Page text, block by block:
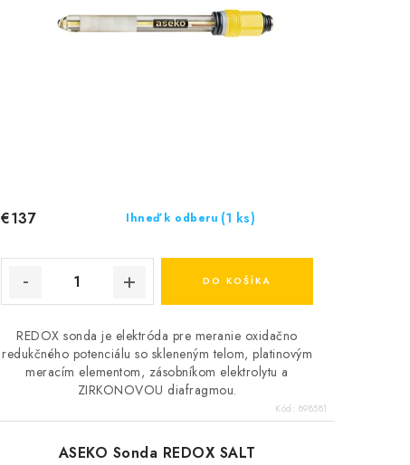
Ihneď k odberu (1 ks)
€137
DO KOŠÍKA
REDOX sonda je elektróda pre meranie oxidačno
redukčného potenciálu so skleneným telom, platinovým
meracím elementom, zásobníkom elektrolytu a
ZIRKONOVOU diafragmou.
Kód: 898581
ASEKO Sonda REDOX SALT